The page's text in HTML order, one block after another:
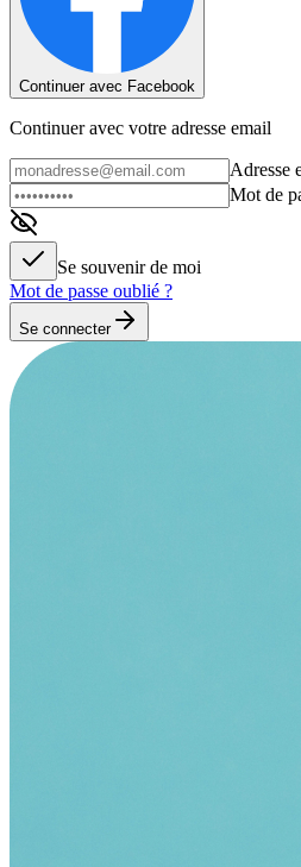
Continuer avec Facebook
Continuer avec votre adresse email
Adresse
Mot de
Se souvenir de moi
Mot de passe oublié ?
Se connecter